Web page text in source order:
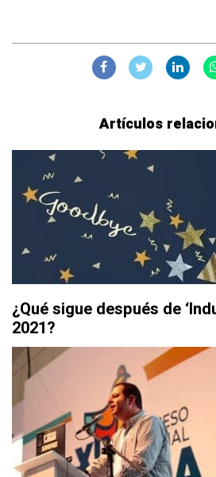
Artículos
¿Qué sigue después de
2021?